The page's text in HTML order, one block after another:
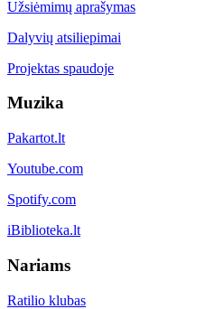
Užsiėmimų aprašymas
Dalyvių atsiliepimai
Projektas spaudoje
Muzika
Pakartot.lt
Youtube.com
Spotify.com
iBiblioteka.lt
Nariams
Ratilio klubas